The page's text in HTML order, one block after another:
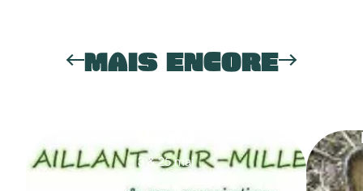
MAIS ENCORE
3 & 25 mai